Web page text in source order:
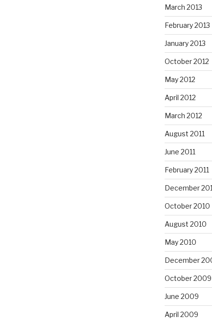
March 2013
February 2013
January 2013
October 2012
May 2012
April 2012
March 2012
August 2011
June 2011
February 2011
December
October 2010
August 2010
May 2010
December
October 2009
June 2009
April 2009